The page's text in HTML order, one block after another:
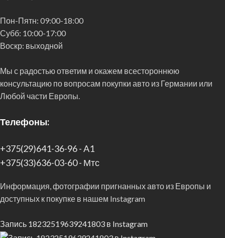
Пон-Пятн: 09:00-18:00
Субб: 10:00-17:00
Воскр: выходной
Мы с радостью ответим и окажем всестороннюю
консультацию по вопросам покупки авто из Германии или
Любой части Европы.
Телефоны:
+375(29)641-36-96 - A1
+375(33)636-03-60 - Мтс
Информация, фотографии пригнанных авто из Европы и
доступных к покупке в нашем Instagram
Запись 18232519639241803 в Instagram